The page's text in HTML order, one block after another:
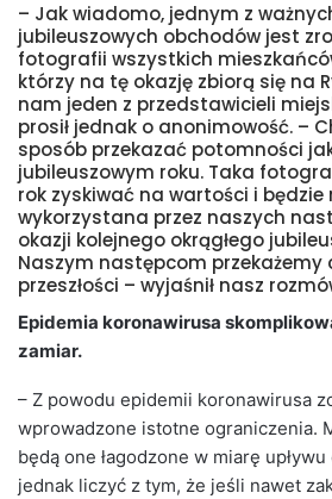
– Jak wiadomo, jednym z
jubileuszowych obchodów jest
fotografii wszystkich
którzy na tę okazję zbiorą się na
nam jeden z przedstawicieli
prosił jednak o anonimowość. –
sposób przekazać potomności
jubileuszowym roku. Taka
rok zyskiwać na wartości i będzie
wykorzystana przez naszych
okazji kolejnego okrągłego
Naszym następcom przekażemy
przeszłości – wyjaśnił nasz
Epidemia koronawirusa
zamiar.
– Z powodu epidemii koronawirusa
wprowadzone istotne ograniczenia.
będą one łagodzone w miarę
jednak liczyć z tym, że jeśli nawet